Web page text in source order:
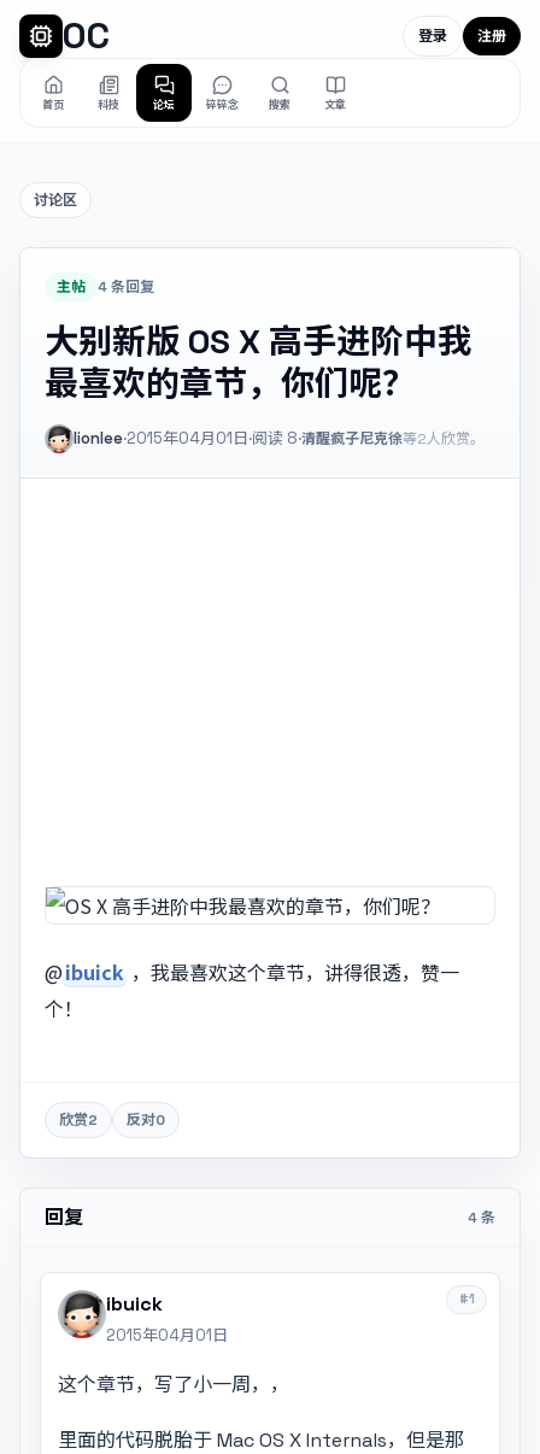
OC
首页 科技 论坛 碎碎念 搜索 文章
登录 注册
讨论区
主帖 4 条回复
大别新版 OS X 高手进阶中我
最喜欢的章节，你们呢？
lionlee·2015年04月01日·阅读 8·清醒疯子尼克徐等2人欣赏。
@ibuick ，我最喜欢这个章节，讲得很透，赞一
个！
欣赏2 反对0
回复 4 条
#1
ibuick
2015年04月01日
这个章节，写了小一周，，
里面的代码脱胎于 Mac OS X Internals，但是那